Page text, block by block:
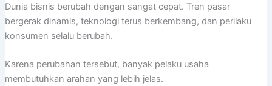
Dunia bisnis berubah dengan sangat cepat. Tren pasar
bergerak dinamis, teknologi terus berkembang, dan perilaku
konsumen selalu berubah.
Karena perubahan tersebut, banyak pelaku usaha
membutuhkan arahan yang lebih jelas.